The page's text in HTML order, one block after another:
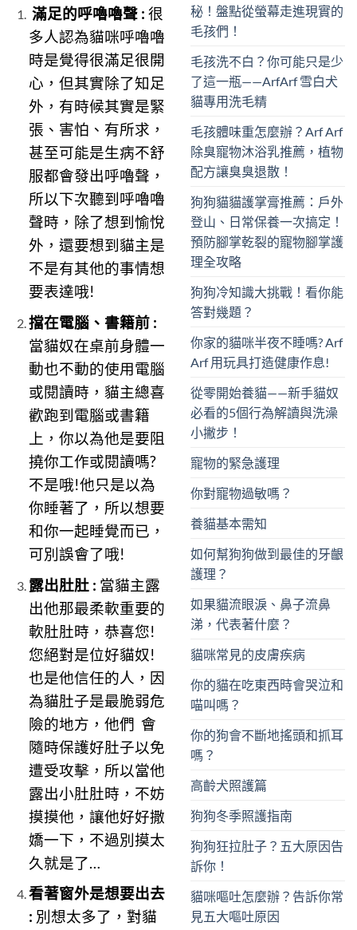
滿足的呼嚕嚕聲 : 很
多人認為貓咪呼嚕嚕
時是覺得很滿足很開
心，但其實除了知足
外，有時候其實是緊
張、害怕、有所求，
甚至可能是生病不舒
服都會發出呼嚕聲，
所以下次聽到呼嚕嚕
聲時，除了想到愉悅
外，還要想到貓主是
不是有其他的事情想
要表達哦!
擋在電腦、書籍前 :
當貓奴在桌前身體一
動也不動的使用電腦
或閱讀時，貓主總喜
歡跑到電腦或書籍
上，你以為他是要阻
撓你工作或閱讀嗎?
不是哦!他只是以為
你睡著了，所以想要
和你一起睡覺而已，
可別誤會了哦!
露出肚肚 : 當貓主露
出他那最柔軟重要的
軟肚肚時，恭喜您!
您絕對是位好貓奴!
也是他信任的人，因
為貓肚子是最脆弱危
險的地方，他們 會
隨時保護好肚子以免
遭受攻擊，所以當他
露出小肚肚時，不妨
摸摸他，讓他好好撒
嬌一下，不過別摸太
久就是了…
看著窗外是想要出去
: 別想太多了，對貓
秘！盤點從螢幕走進現實的
毛孩們！
毛孩洗不白？你可能只是少
了這一瓶——ArfArf 雪白犬
貓專用洗毛精
毛孩體味重怎麼辦？Arf Arf
除臭寵物沐浴乳推薦，植物
配方讓臭臭退散！
狗狗貓貓護掌膏推薦：戶外
登山、日常保養一次搞定！
預防腳掌乾裂的寵物腳掌護
理全攻略
狗狗冷知識大挑戰！看你能
答對幾題？
你家的貓咪半夜不睡嗎? Arf
Arf 用玩具打造健康作息!
從零開始養貓——新手貓奴
必看的5個行為解讀與洗澡
小撇步！
寵物的緊急護理
你對寵物過敏嗎？
養貓基本需知
如何幫狗狗做到最佳的牙齦
護理？
如果貓流眼淚、鼻子流鼻
涕，代表著什麼？
貓咪常見的皮膚疾病
你的貓在吃東西時會哭泣和
喵叫嗎？
你的狗會不斷地搖頭和抓耳
嗎？
高齡犬照護篇
狗狗冬季照護指南
狗狗狂拉肚子？五大原因告
訴你！
貓咪嘔吐怎麼辦？告訴你常
見五大嘔吐原因